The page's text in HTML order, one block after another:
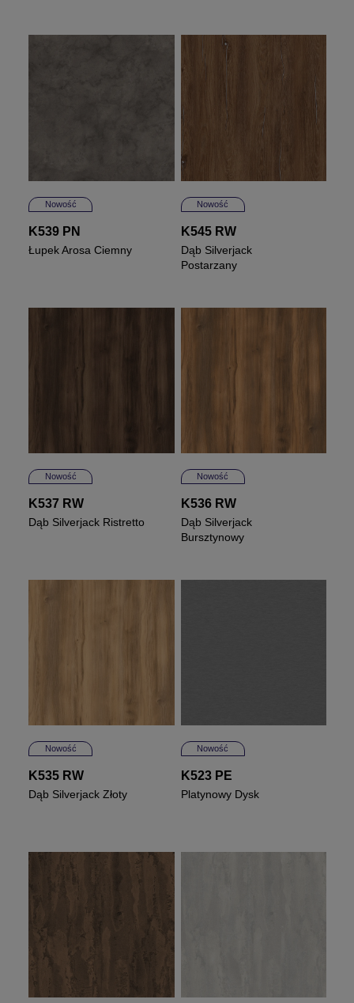
Nowość
K539 PN
Łupek Arosa Ciemny
Nowość
K545 RW
Dąb Silverjack
Postarzany
Nowość
K537 RW
Dąb Silverjack Ristretto
Nowość
K536 RW
Dąb Silverjack
Bursztynowy
Nowość
K535 RW
Dąb Silverjack Złoty
Nowość
K523 PE
Platynowy Dysk